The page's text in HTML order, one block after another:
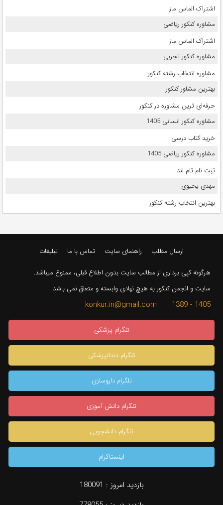
اشتراک الماس ماز
مشاوره کنکور ریاضی
اشتراک الماس ماز
مشاوره کنکور تجربی
مشاوره انتخاب رشته کنکور
بهترین مشاور کنکور
حرفه‌ای ترین مشاوره در کنکور
مشاوره کنکور انسانی 1405
خرید کتاب درسی
مشاوره کنکور ریاضی 1405
ثبت نام تام لند
مهدی یحیوی
بهترین انتخاب رشته کنکور
ارسال مطلب راهنمای سایت تماس با ما تبلیغات
هرگونه کپی برداری از مطالب سایت بدون اطلاع قبلی، ممنوع میباشد.
سایت و انجمن کنکور به هیچ نهادی وابسته و متعلق نمی باشد.
1405 - 1389 konkur.in@gmail.com
تلگرام پزشکی
تلگرام دندانپزشکی
تلگرام داروسازی
تلگرام دانش آموزی
تلگرام دانشجویی
اینستاگرام
بازدید امروز : 180091